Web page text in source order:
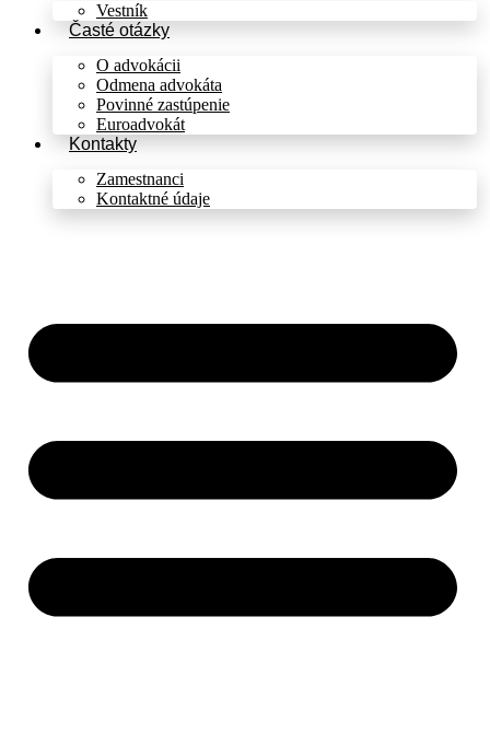
Vestník
Časté otázky
O advokácii
Odmena advokáta
Povinné zastúpenie
Euroadvokát
Kontakty
Zamestnanci
Kontaktné údaje